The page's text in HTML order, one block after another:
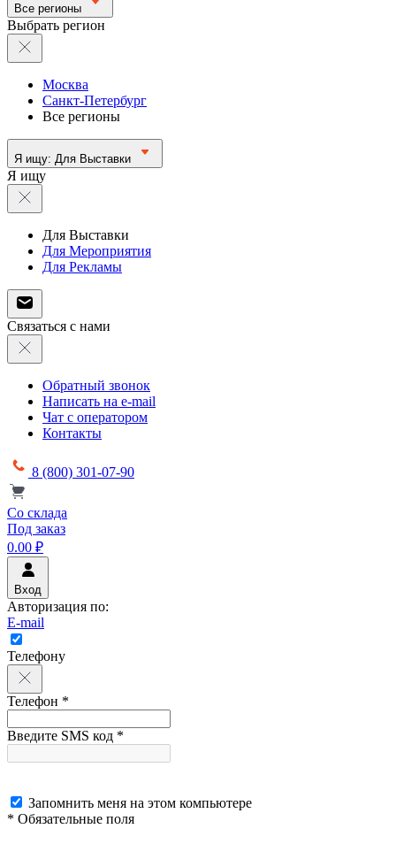
Все регионы
Выбрать регион
Москва
Санкт-Петербург
Все регионы
Я ищу: Для Выставки
Я ищу
Для Выставки
Для Мероприятия
Для Рекламы
Связаться с нами
Обратный звонок
Написать на e-mail
Чат с оператором
Контакты
8 (800) 301-07-90
Со склада
Под заказ
0.00 ₽
Вход
Авторизация по:
E-mail
Телефону
Телефон *
Введите SMS код *
Запомнить меня на этом компьютере
* Обязательные поля